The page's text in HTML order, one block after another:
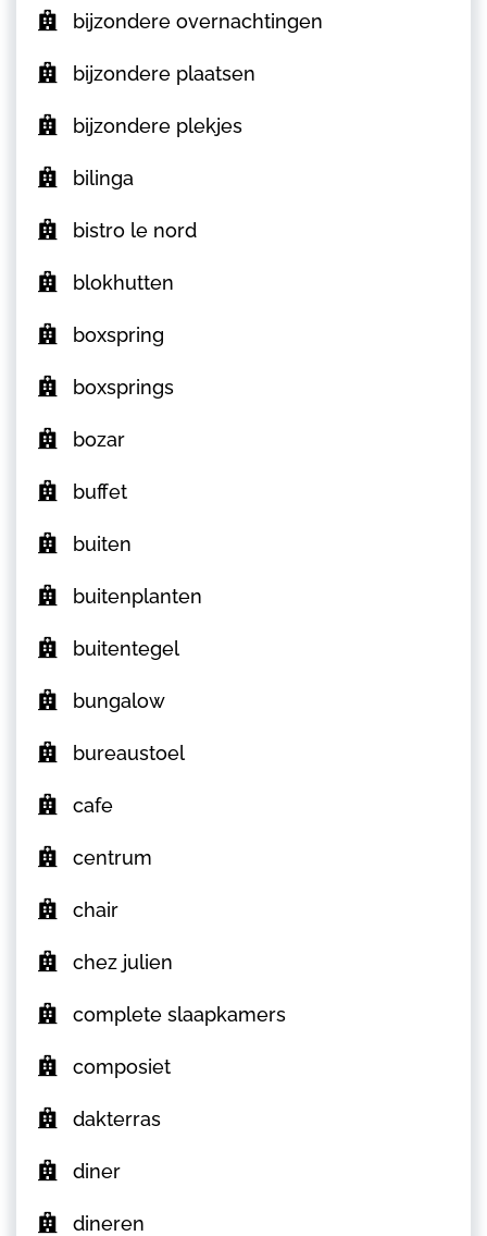
bijzondere overnachtingen
bijzondere plaatsen
bijzondere plekjes
bilinga
bistro le nord
blokhutten
boxspring
boxsprings
bozar
buffet
buiten
buitenplanten
buitentegel
bungalow
bureaustoel
cafe
centrum
chair
chez julien
complete slaapkamers
composiet
dakterras
diner
dineren